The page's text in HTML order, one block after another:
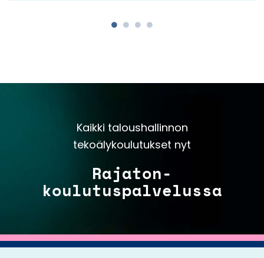
Kaikki taloushallinnon
tekoälykoulutukset nyt
Rajaton-
koulutuspalvelussa